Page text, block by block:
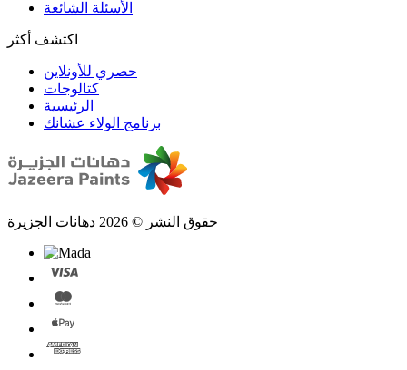
الأسئلة الشائعة
اكتشف أكثر
حصري للأونلاين
الرئيسية
برنامج الولاء عشانك
حقوق النشر © 2026 دهانات الجزيرة